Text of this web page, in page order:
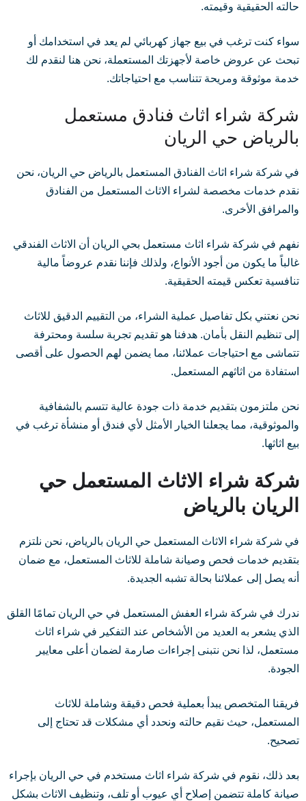
حالته الحقيقية وقيمته.
سواء كنت ترغب في بيع جهاز كهربائي لم يعد في استخدامك أو
تبحث عن عروض خاصة لأجهزتك المستعملة، نحن هنا لنقدم لك
خدمة موثوقة ومريحة تتناسب مع احتياجاتك.
شركة شراء اثاث فنادق مستعمل
بالرياض حي الريان
في شركة شراء اثاث الفنادق المستعمل بالرياض حي الريان، نحن
نقدم خدمات مخصصة لشراء الاثاث المستعمل من الفنادق
والمرافق الأخرى.
نفهم في شركة شراء اثاث مستعمل بحي الريان أن الاثاث الفندقي
غالباً ما يكون من أجود الأنواع، ولذلك فإننا نقدم عروضاً مالية
تنافسية تعكس قيمته الحقيقية.
نحن نعتني بكل تفاصيل عملية الشراء، من التقييم الدقيق للاثاث
إلى تنظيم النقل بأمان. هدفنا هو تقديم تجربة سلسة ومحترفة
تتماشى مع احتياجات عملائنا، مما يضمن لهم الحصول على أقصى
استفادة من اثاثهم المستعمل.
نحن ملتزمون بتقديم خدمة ذات جودة عالية تتسم بالشفافية
والموثوقية، مما يجعلنا الخيار الأمثل لأي فندق أو منشأة ترغب في
بيع اثاثها.
شركة شراء الاثاث المستعمل حي
الريان بالرياض
في شركة شراء الاثاث المستعمل حي الريان بالرياض، نحن نلتزم
بتقديم خدمات فحص وصيانة شاملة للاثاث المستعمل، مع ضمان
أنه يصل إلى عملائنا بحالة تشبه الجديدة.
ندرك في شركة شراء العفش المستعمل في حي الريان تمامًا القلق
الذي يشعر به العديد من الأشخاص عند التفكير في شراء اثاث
مستعمل، لذا نحن نتبنى إجراءات صارمة لضمان أعلى معايير
الجودة.
فريقنا المتخصص يبدأ بعملية فحص دقيقة وشاملة للاثاث
المستعمل، حيث نقيم حالته ونحدد أي مشكلات قد تحتاج إلى
تصحيح.
بعد ذلك، نقوم في شركة شراء اثاث مستخدم في حي الريان بإجراء
صيانة كاملة تتضمن إصلاح أي عيوب أو تلف، وتنظيف الاثاث بشكل